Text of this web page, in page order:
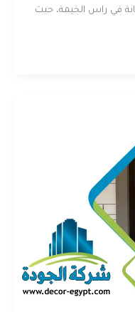
في راس الخيمة، حيث